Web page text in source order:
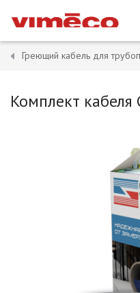
Греющий кабель для
Комплект